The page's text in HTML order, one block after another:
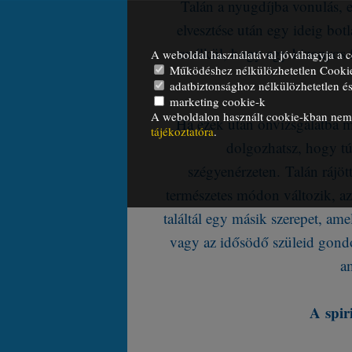
Talán a nyugdíjba vonulás,
elvesztése után egy ideig
anélkül, hogy egy bizonyos
Ha ezek után önvizsgálatba
dolgozhatsz, hogy
szégyenérzeten. Talán
természetes módon változik,
találtál egy másik szerepet,
vagy az idősödő szüleid
A
A weboldal használatával jóváhagyja a
Működéshez nélkülözhetetlen
adatbiztonsághoz nélkülözhetetlen
marketing cookie-k
A weboldalon használt cookie-kban
tájékoztatóra.